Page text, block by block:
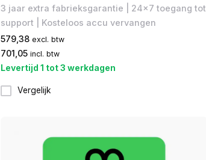
3 jaar extra fabrieksgarantie​ | 24x7 toegang tot
support | Kosteloos accu vervangen
579,38 excl. btw
701,05 incl. btw
Levertijd 1 tot 3 werkdagen
Vergelijk